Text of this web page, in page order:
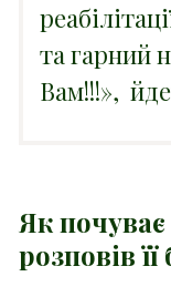
та гарний
Вам!!!»,
Як
розповів